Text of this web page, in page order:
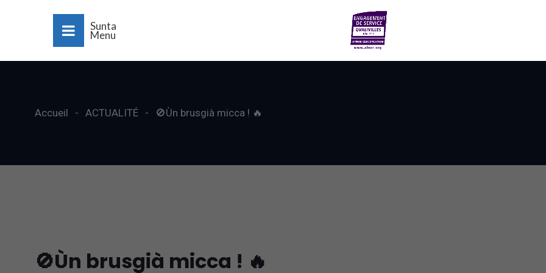
Sunta
Menu
Accueil ACTUALITÉ 🚫Ùn brusgià micca ! 🔥
🚫Ùn brusgià micca ! 🔥